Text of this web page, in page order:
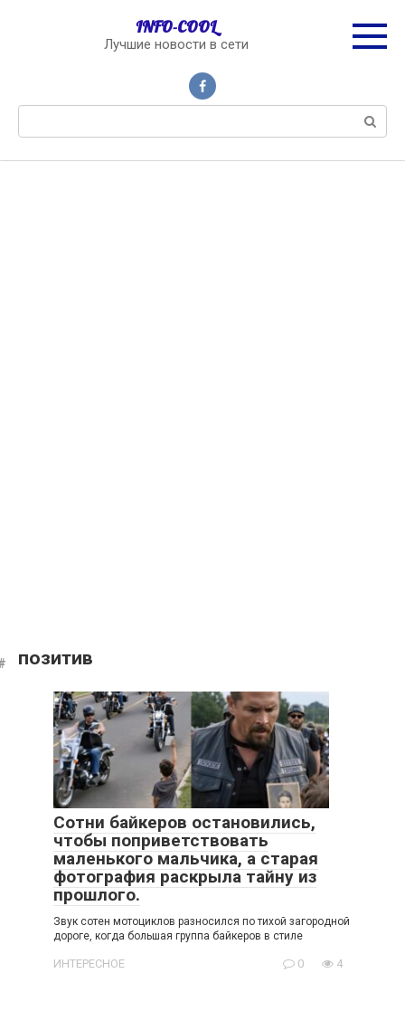
INFO-COOL
Лучшие новости в сети
позитив
Сотни байкеров остановились,
чтобы поприветствовать
маленького мальчика, а старая
фотография раскрыла тайну из
прошлого.
Звук сотен мотоциклов разносился по тихой загородной
дороге, когда большая группа байкеров в стиле
ИНТЕРЕСНОЕ 0 4